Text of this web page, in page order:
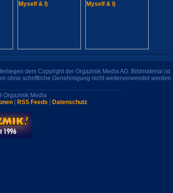
dem Copyright der Orgazmik Media AG. Bildmaterial ist
ohne schriftliche Genehmigung nicht weiterverwendet werden.
Orgazmik Media
RSS Feeds Datenschutz